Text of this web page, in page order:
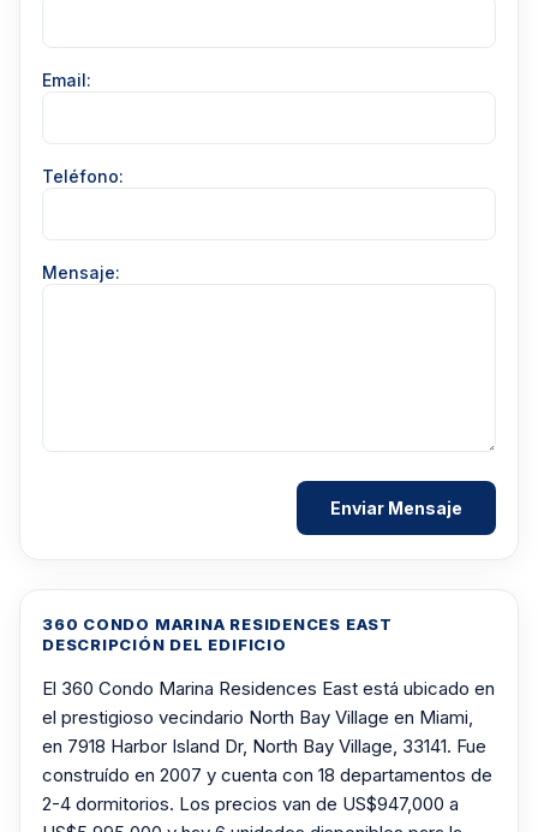
360 CONDO MARINA RESIDENCES EAST
DESCRIPCIÓN DEL EDIFICIO
El 360 Condo Marina Residences East está ubicado en
el prestigioso vecindario North Bay Village en Miami,
en 7918 Harbor Island Dr, North Bay Village, 33141. Fue
construído en 2007 y cuenta con 18 departamentos de
2-4 dormitorios. Los precios van de US$947,000 a
Email:
Teléfono:
Mensaje: